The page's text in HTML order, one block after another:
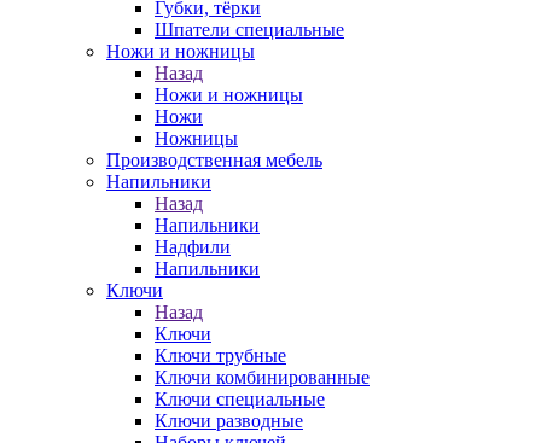
Губки, тёрки
Шпатели специальные
Ножи и ножницы
Назад
Ножи и ножницы
Ножи
Ножницы
Производственная мебель
Напильники
Назад
Напильники
Надфили
Напильники
Ключи
Назад
Ключи
Ключи трубные
Ключи комбинированные
Ключи специальные
Ключи разводные